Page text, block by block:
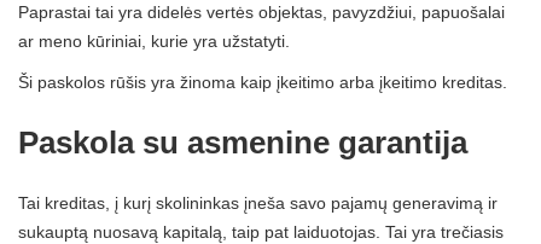
Paprastai tai yra didelės vertės objektas, pavyzdžiui, papuošalai
ar meno kūriniai, kurie yra užstatyti.
Ši paskolos rūšis yra žinoma kaip įkeitimo arba įkeitimo kreditas.
Paskola su asmenine garantija
Tai kreditas, į kurį skolininkas įneša savo pajamų generavimą ir
sukauptą nuosavą kapitalą, taip pat laiduotojas. Tai yra trečiasis